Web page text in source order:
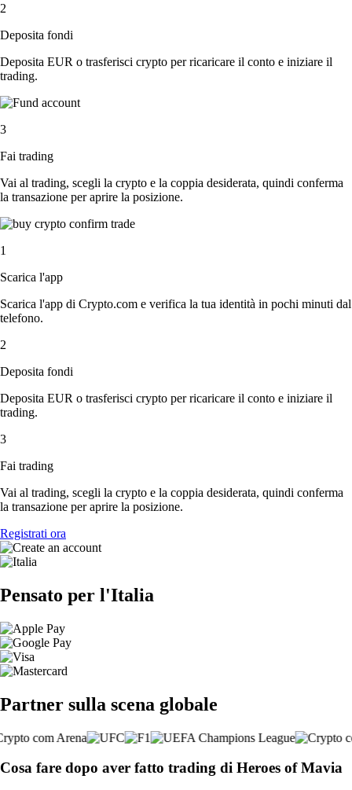
2
Deposita fondi
Deposita EUR o trasferisci crypto per ricaricare il conto e iniziare il
trading.
3
Fai trading
Vai al trading, scegli la crypto e la coppia desiderata, quindi conferma
la transazione per aprire la posizione.
1
Scarica l'app
Scarica l'app di Crypto.com e verifica la tua identità in pochi minuti dal
telefono.
2
Deposita fondi
Deposita EUR o trasferisci crypto per ricaricare il conto e iniziare il
trading.
3
Fai trading
Vai al trading, scegli la crypto e la coppia desiderata, quindi conferma
la transazione per aprire la posizione.
Registrati ora
Pensato per l'Italia
Partner sulla scena globale
Cosa fare dopo aver fatto trading di Heroes of Mavia